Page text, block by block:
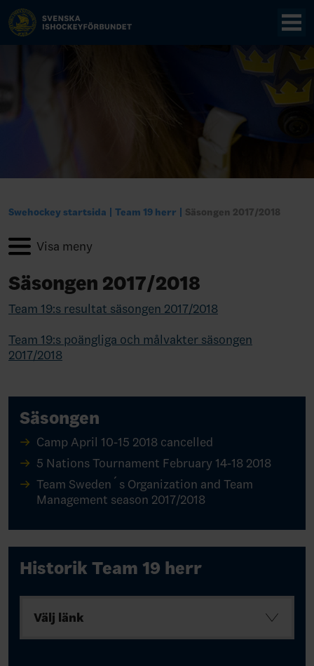
Swehockey startsida Team 19 herr Säsongen 2017/2018
Säsongen 2017/2018
Team 19:s resultat säsongen 2017/2018
Team 19:s poängliga och målvakter säsongen
2017/2018
Säsongen
Camp April 10-15 2018 cancelled
5 Nations Tournament February 14-18 2018
Team Sweden´s Organization and Team
Management season 2017/2018
Historik Team 19 herr
Välj länk